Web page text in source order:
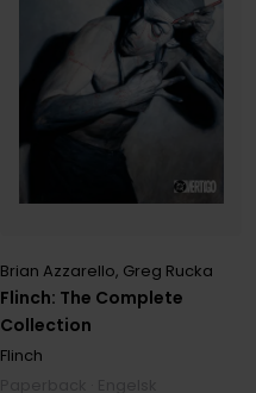
Flinch: The Complete
Collection
Brian Azzarello, Greg Rucka
Flinch